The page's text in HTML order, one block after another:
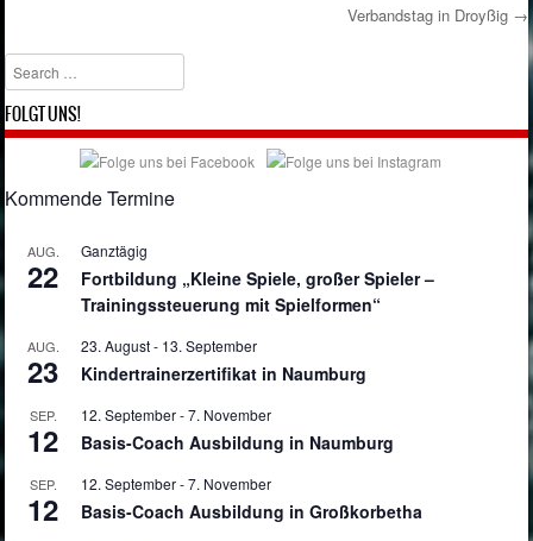
Verbandstag in Droyßig →
Search
FOLGT UNS!
Kommende Termine
AUG.
22
Ganztägig
Fortbildung „Kleine Spiele, großer Spieler –
Trainingssteuerung mit Spielformen“
AUG.
23
23. August- 13. September
Kindertrainerzertifikat in Naumburg
SEP.
12
12. September-7. November
Basis-Coach Ausbildung in Naumburg
SEP.
12
12. September-7. November
Basis-Coach Ausbildung in Großkorbetha